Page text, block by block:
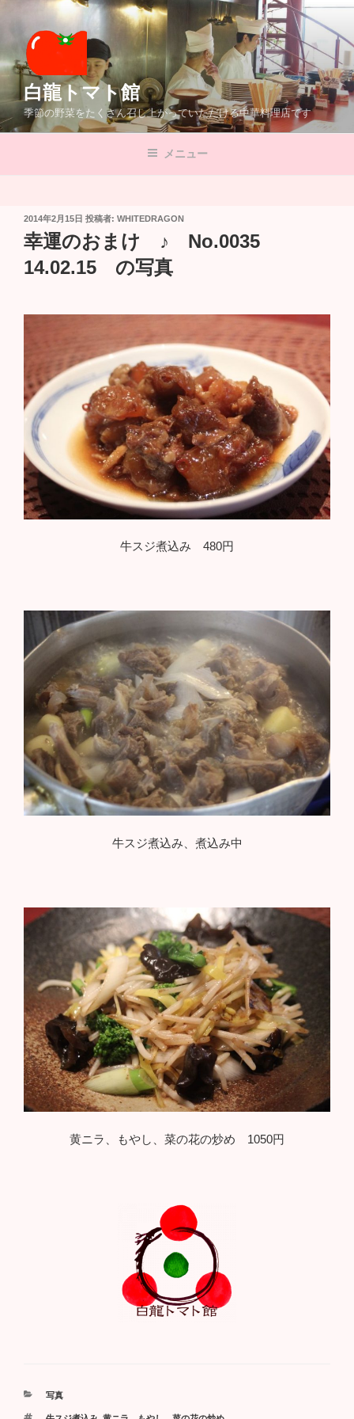
テ
ン
へ
ス
白龍トマト館
季節の野菜をたくさん召し上がっていただける中華料理店です
メニュー
投
稿
日:
2014年2月15日 投稿者: WHITEDRAGON
幸運のおまけ ♪ No.0035
14.02.15 の写真
牛スジ煮込み 480円
牛スジ煮込み、煮込み中
黄ニラ、もやし、菜の花の炒め 1050円
カ
写真